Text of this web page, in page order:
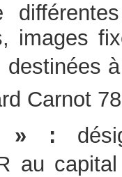
images
Carnot
» :
au